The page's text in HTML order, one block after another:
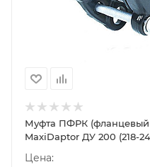
Муфта ПФРК (фланцевый
MaxiDaptor ДУ 200 (218-
Цена: